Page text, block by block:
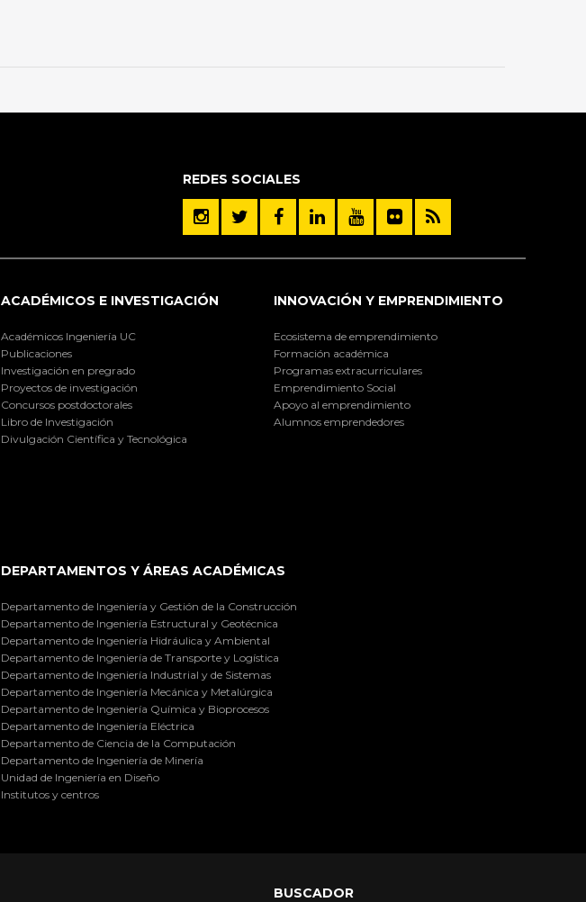
REDES SOCIALES
ACADÉMICOS E INVESTIGACIÓN
Académicos Ingeniería UC
Publicaciones
Investigación en pregrado
Proyectos de investigación
Concursos postdoctorales
Libro de Investigación
Divulgación Científica y Tecnológica
INNOVACIÓN Y EMPRENDIMIENTO
Ecosistema de emprendimiento
Formación académica
Programas extracurriculares
Emprendimiento Social
Apoyo al emprendimiento
Alumnos emprendedores
DEPARTAMENTOS Y ÁREAS ACADÉMICAS
Departamento de Ingeniería y Gestión de la Construcción
Departamento de Ingeniería Estructural y Geotécnica
Departamento de Ingeniería Hidráulica y Ambiental
Departamento de Ingeniería de Transporte y Logística
Departamento de Ingeniería Industrial y de Sistemas
Departamento de Ingeniería Mecánica y Metalúrgica
Departamento de Ingeniería Química y Bioprocesos
Departamento de Ingeniería Eléctrica
Departamento de Ciencia de la Computación
Departamento de Ingeniería de Minería
Unidad de Ingeniería en Diseño
Institutos y centros
BUSCADOR